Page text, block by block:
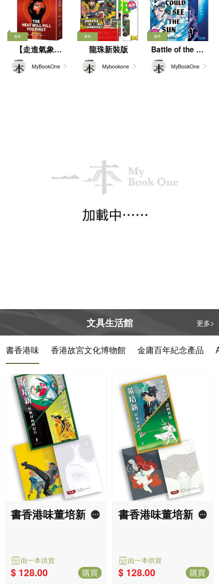
非常詳盡地拆解了六個已經完成法
庭審理的全球真實案例，手把手教
我們怎麼去看穿這些「永續」的語
言陷阱。 真正的綠色，需要的是實
實在在的行動。下次當你再看到那
些天花亂墜的環保口號，或者準備
為某個「綠色標籤」買單時，不妨
便全職投入寫作。早期作品以
校園青春推理為主，因謎團縝
密精巧，故有「寫實派本格」
美名，後期寫作風格突破典型
本格，並深入探討心理與社會
議題，具備多元風格及文學價
書單
【走進氣象世
界，解構變幻莫
測的天氣】
MyBookOne
書單
龍珠新裝版
Mybookone
書單
Battle of the Bo
oks 2026 to 202
7
MyBookOne
香港故宮文化博物館 金庸百年紀念產品
書香港味董培新經
典封面明信片套裝
: 奇幻迷離 x 偵探
懸疑
由一本供貨
$ 128.00
書香港味董培新經
典封面明信片套裝
: 都市愛情 x 武俠
世界
由一本供貨
$ 128.00
書香港味董培新經
典封面復刻筆記
書香港味董培新經
典封面復刻筆記